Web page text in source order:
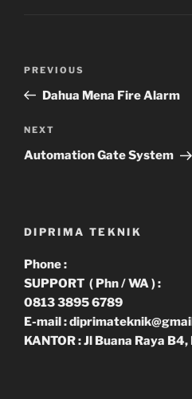
Previous
Post
PREVIOUS
Dahua Mena Fire Alarm
Next
Post
NEXT
Automation Gate System
DIPRIMA TEKNIK
Phone :
SUPPORT ( Phn / WA ) :
0813 3895 6789
E-mail :
KANTOR : Jl Buana Raya